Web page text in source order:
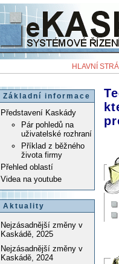
HLAVNÍ
Základní informace
Představení Kaskády
Pár pohledů na
uživatelské rozhraní
Příklad z běžného
života firmy
Přehled oblastí
Videa na youtube
Aktuality
Nejzásadnější změny v
Kaskádě, 2025
Nejzásadnější změny v
Kaskádě, 2024